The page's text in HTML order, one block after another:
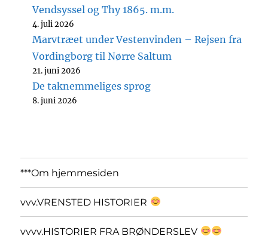
Vendsyssel og Thy 1865. m.m.
4. juli 2026
Marvtræet under Vestenvinden – Rejsen fra
Vordingborg til Nørre Saltum
21. juni 2026
De taknemmeliges sprog
8. juni 2026
***Om hjemmesiden
vvv.VRENSTED HISTORIER
vvvv.HISTORIER FRA BRØNDERSLEV